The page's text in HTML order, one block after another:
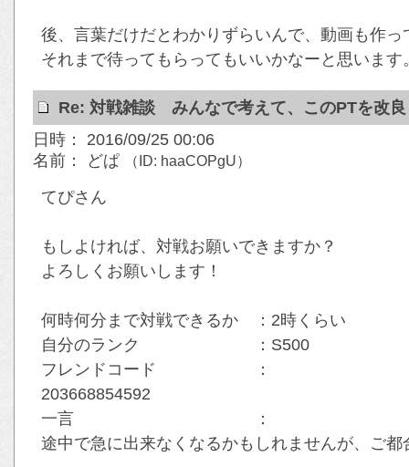
後、言葉だけだとわかりずらいんで、動画も作
それまで待ってもらってもいいかなーと思います
Re: 対戦雑談 みんなで考えて、このPTを改
日時： 2016/09/25 00:06
名前： どぱ
（ID: haaCOPgU）
てぴさん
もしよければ、対戦お願いできますか？
よろしくお願いします！
何時何分まで対戦できるか ：2時くらい
自分のランク ：S500
フレンドコード ：
203668854592
一言 ：
途中で急に出来なくなるかもしれませんが、ご